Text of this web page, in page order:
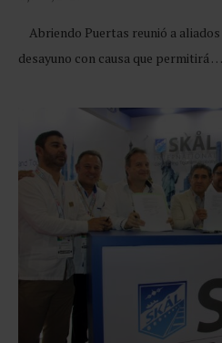
Abriendo Puertas reunió a
desayuno con causa que permitirá …